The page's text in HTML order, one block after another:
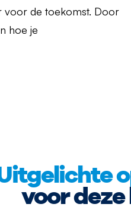
voor de toekomst. Door
hoe je
voor